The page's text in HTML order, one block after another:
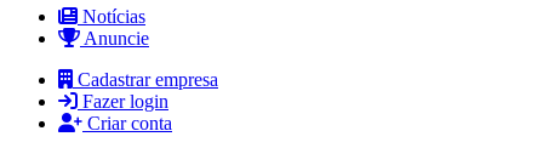
Notícias
Anuncie
Cadastrar empresa
Fazer login
Criar conta